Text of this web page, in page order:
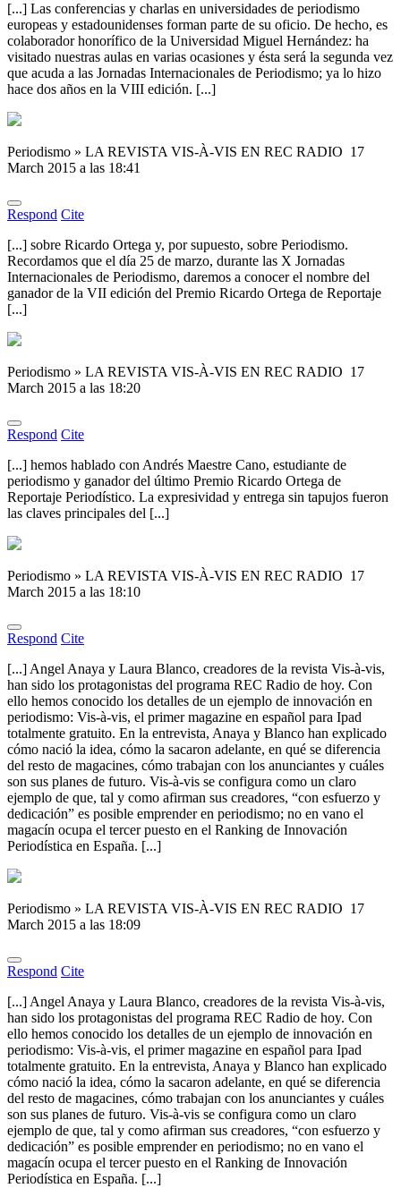
[...] Las conferencias y charlas en universidades de periodismo
europeas y estadounidenses forman parte de su oficio. De hecho, es
colaborador honorífico de la Universidad Miguel Hernández: ha
visitado nuestras aulas en varias ocasiones y ésta será la segunda vez
que acuda a las Jornadas Internacionales de Periodismo; ya lo hizo
hace dos años en la VIII edición. [...]
Periodismo » LA REVISTA VIS-À-VIS EN REC RADIO 17
March 2015 a las 18:41
Respond Cite
[...] sobre Ricardo Ortega y, por supuesto, sobre Periodismo.
Recordamos que el día 25 de marzo, durante las X Jornadas
Internacionales de Periodismo, daremos a conocer el nombre del
ganador de la VII edición del Premio Ricardo Ortega de Reportaje
[...]
Periodismo » LA REVISTA VIS-À-VIS EN REC RADIO 17
March 2015 a las 18:20
Respond Cite
[...] hemos hablado con Andrés Maestre Cano, estudiante de
periodismo y ganador del último Premio Ricardo Ortega de
Reportaje Periodístico. La expresividad y entrega sin tapujos fueron
las claves principales del [...]
Periodismo » LA REVISTA VIS-À-VIS EN REC RADIO 17
March 2015 a las 18:10
Respond Cite
[...] Angel Anaya y Laura Blanco, creadores de la revista Vis-à-vis,
han sido los protagonistas del programa REC Radio de hoy. Con
ello hemos conocido los detalles de un ejemplo de innovación en
periodismo: Vis-à-vis, el primer magazine en español para Ipad
totalmente gratuito. En la entrevista, Anaya y Blanco han explicado
cómo nació la idea, cómo la sacaron adelante, en qué se diferencia
del resto de magacines, cómo trabajan con los anunciantes y cuáles
son sus planes de futuro. Vis-à-vis se configura como un claro
ejemplo de que, tal y como afirman sus creadores, “con esfuerzo y
dedicación” es posible emprender en periodismo; no en vano el
magacín ocupa el tercer puesto en el Ranking de Innovación
Periodística en España. [...]
Periodismo » LA REVISTA VIS-À-VIS EN REC RADIO 17
March 2015 a las 18:09
Respond Cite
[...] Angel Anaya y Laura Blanco, creadores de la revista Vis-à-vis,
han sido los protagonistas del programa REC Radio de hoy. Con
ello hemos conocido los detalles de un ejemplo de innovación en
periodismo: Vis-à-vis, el primer magazine en español para Ipad
totalmente gratuito. En la entrevista, Anaya y Blanco han explicado
cómo nació la idea, cómo la sacaron adelante, en qué se diferencia
del resto de magacines, cómo trabajan con los anunciantes y cuáles
son sus planes de futuro. Vis-à-vis se configura como un claro
ejemplo de que, tal y como afirman sus creadores, “con esfuerzo y
dedicación” es posible emprender en periodismo; no en vano el
magacín ocupa el tercer puesto en el Ranking de Innovación
Periodística en España. [...]